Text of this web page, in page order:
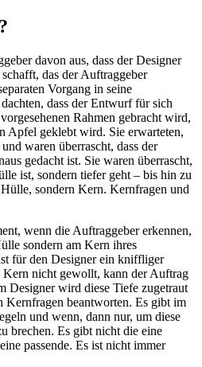
davon aus, dass der Designer
das der Auftraggeber
Vorgang in seine
dass der Entwurf für sich
Rahmen gebracht wird,
Apfel geklebt wird. Sie erwarteten,
waren überrascht, dass der
gedacht ist. Sie waren überrascht,
ist, sondern tiefer geht – bis hin zu
sondern Kern. Kernfragen und
wenn die Auftraggeber erkennen,
sondern am Kern ihres
für den Designer ein kniffliger
nicht gewollt, kann der Auftrag
Designer wird diese Tiefe zugetraut
Kernfragen beantworten. Es gibt im
und wenn, dann nur, um diese
brechen. Es gibt nicht die eine
passende. Es ist nicht immer